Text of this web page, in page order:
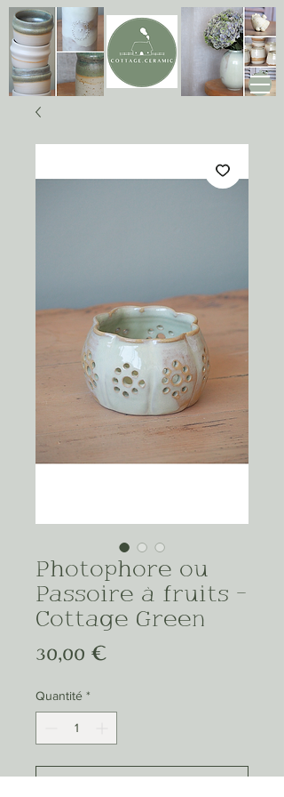
Photophore ou
Passoire à fruits -
Cottage Green
30,00 €
Quantité *